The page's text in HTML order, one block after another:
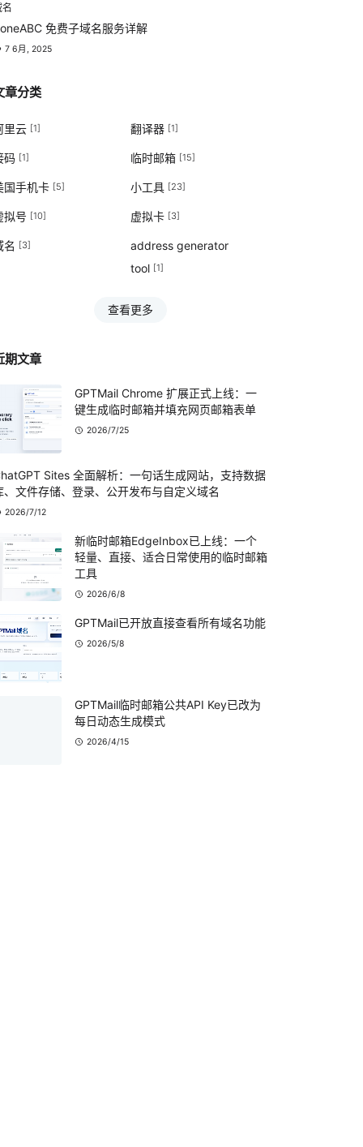
名
免费子域名服务详解
7 6月, 2025
章分类
里云 [1] 翻译器 [1]
码 [1] 临时邮箱 [15]
国手机卡 [5] 小工具 [23]
拟号 [10] 虚拟卡 [3]
名 [3]
address generator
tool [1]
查看更多
期文章
GPTMail Chrome 扩展正式上线：一
键生成临时邮箱并填充网页邮箱表单
2026/7/25
Sites 全面解析：一句话生成网站，支持数据
、文件存储、登录、公开发布与自定义域名
2026/7/12
新临时邮箱EdgeInbox已上线：一个
轻量、直接、适合日常使用的临时邮箱
工具
2026/6/8
GPTMail已开放直接查看所有域名功能
2026/5/8
GPTMail临时邮箱公共API Key已改为
每日动态生成模式
2026/4/15